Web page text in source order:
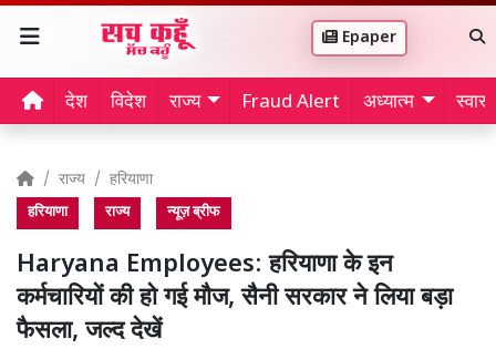
Epaper
देश विदेश राज्य Fraud Alert अध्यात्म
राज्य हरियाणा
हरियाणा राज्य न्यूज़ ब्रीफ
Haryana Employees: हरियाणा के इन
कर्मचारियों की हो गई मौज, सैनी सरकार ने लिया बड़ा
फैसला, जल्द देखें